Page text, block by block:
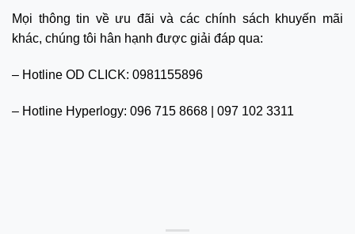
Mọi thông tin về ưu đãi và các chính sách khuyến mãi
khác, chúng tôi hân hạnh được giải đáp qua:
– Hotline OD CLICK: 0981155896
– Hotline Hyperlogy: 096 715 8668 | 097 102 3311